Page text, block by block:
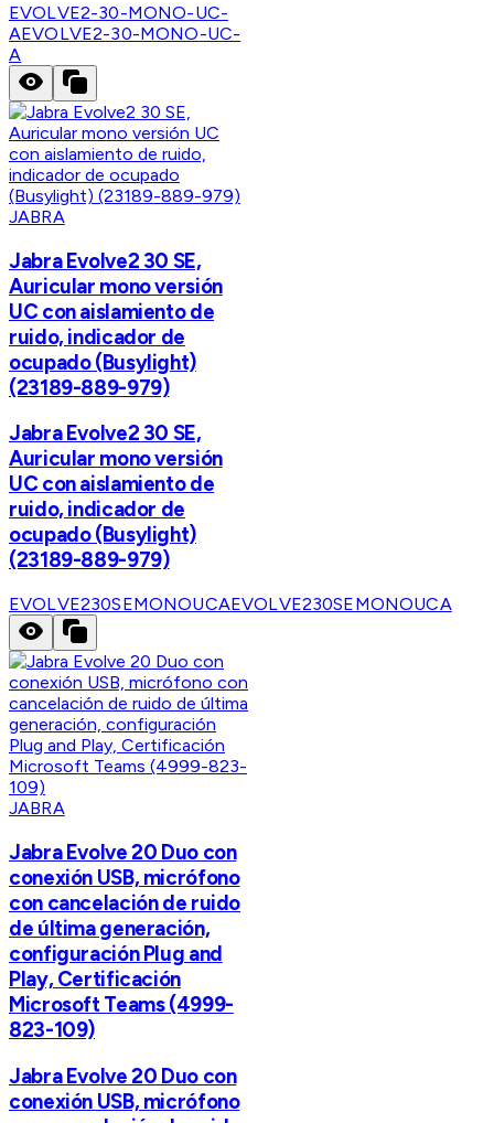
EVOLVE2-30-MONO-UC-
AEVOLVE2-30-MONO-UC-
A
JABRA
Jabra Evolve2 30 SE,
Auricular mono versión
UC con aislamiento de
ruido, indicador de
ocupado (Busylight)
(23189-889-979)
Jabra Evolve2 30 SE,
Auricular mono versión
UC con aislamiento de
ruido, indicador de
ocupado (Busylight)
(23189-889-979)
EVOLVE230SEMONOUCAEVOLVE230SEMONOUCA
JABRA
Jabra Evolve 20 Duo con
conexión USB, micrófono
con cancelación de ruido
de última generación,
configuración Plug and
Play, Certificación
Microsoft Teams (4999-
823-109)
Jabra Evolve 20 Duo con
conexión USB, micrófono